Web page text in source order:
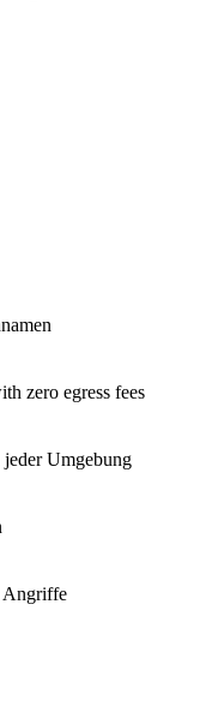
zero egress fees
Umgebung
Angriffe